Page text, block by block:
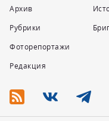
Архив
Рубрики
Фоторепортажи
Редакция